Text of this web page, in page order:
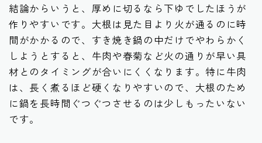
結論からいうと、厚めに切るなら下ゆでしたほうが
作りやすいです。大根は見た目より火が通るのに時
間がかかるので、すき焼き鍋の中だけでやわらかく
しようとすると、牛肉や春菊など火の通りが早い具
材とのタイミングが合いにくくなります。特に牛肉
は、長く煮るほど硬くなりやすいので、大根のため
に鍋を長時間ぐつぐつさせるのは少しもったいない
です。